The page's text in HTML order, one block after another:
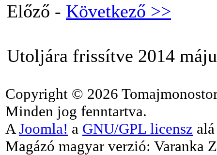
Előző - Következő >>
Utoljára frissítve 2014
Copyright © 2026
Minden jog fenntartva.
A Joomla! a GNU/GPL licensz
Magázó magyar verzió: Varanka